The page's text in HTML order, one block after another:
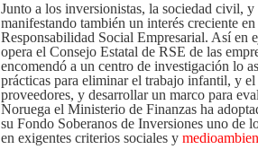
Junto a los inversionistas, la sociedad civil,
manifestando también un interés creciente
Responsabilidad Social Empresarial. Así en
opera el Consejo Estatal de RSE de las
encomendó a un centro de investigación lo
prácticas para eliminar el trabajo infantil, y
proveedores, y desarrollar un marco para
Noruega el Ministerio de Finanzas ha
su Fondo Soberanos de Inversiones uno de
en exigentes criterios sociales y